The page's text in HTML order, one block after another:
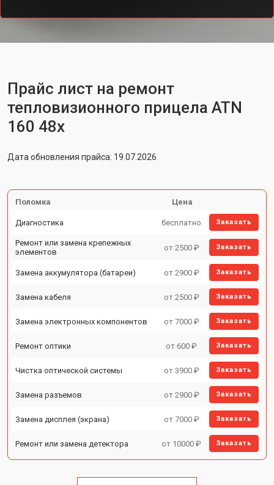
Прайс лист на ремонт
тепловизионного прицела ATN
160 48x
Дата обновления прайса: 19.07.2026
Поломка Цена
Диагностика бесплатно Заказать
Ремонт или замена крепежных
элементов
от 2500 ₽ Заказать
Замена аккумулятора (батареи) от 2900 ₽ Заказать
Замена кабеля от 2500 ₽ Заказать
Замена электронных компонентов от 7000 ₽ Заказать
Ремонт оптики от 600 ₽ Заказать
Чистка оптической системы от 3900 ₽ Заказать
Замена разъемов от 2900 ₽ Заказать
Замена дисплея (экрана) от 7000 ₽ Заказать
Ремонт или замена детектора от 10000 ₽ Заказать